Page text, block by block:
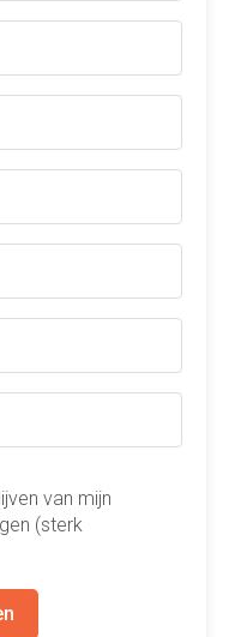
van mijn
(sterk